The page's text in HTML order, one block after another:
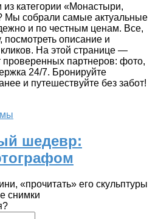
категории «Монастыри,
Мы собрали самые актуальные
и по честным ценам. Все,
посмотреть описание и
На этой странице —
партнеров: фото,
24/7. Бронируйте
и путешествуйте без забот!
шедевр:
«прочитать» его скульптуры
снимки